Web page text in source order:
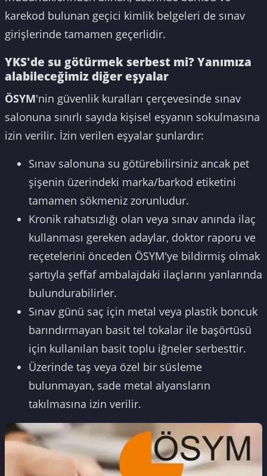
karekod bulunan geçici kimlik belgeleri de sınav
girişlerinde tamamen geçerlidir.
YKS'de su götürmek serbest mi? Yanımıza
alabileceğimiz diğer eşyalar
ÖSYM'nin güvenlik kuralları çerçevesinde sınav
salonuna sınırlı sayıda kişisel eşyanın sokulmasına
izin verilir. İzin verilen eşyalar şunlardır:
Sınav salonuna su götürebilirsiniz ancak pet
şişenin üzerindeki marka/barkod etiketini
tamamen sökmeniz zorunludur.
Kronik rahatsızlığı olan veya sınav anında ilaç
kullanması gereken adaylar, doktor raporu ve
reçetelerini önceden ÖSYM'ye bildirmiş olmak
şartıyla şeffaf ambalajdaki ilaçlarını yanlarında
bulundurabilirler.
Sınav günü saç için metal veya plastik boncuk
barındırmayan basit tel tokalar ile başörtüsü
için kullanılan basit toplu iğneler serbesttir.
Üzerinde taş veya özel bir süsleme
bulunmayan, sade metal alyansların
takılmasına izin verilir.